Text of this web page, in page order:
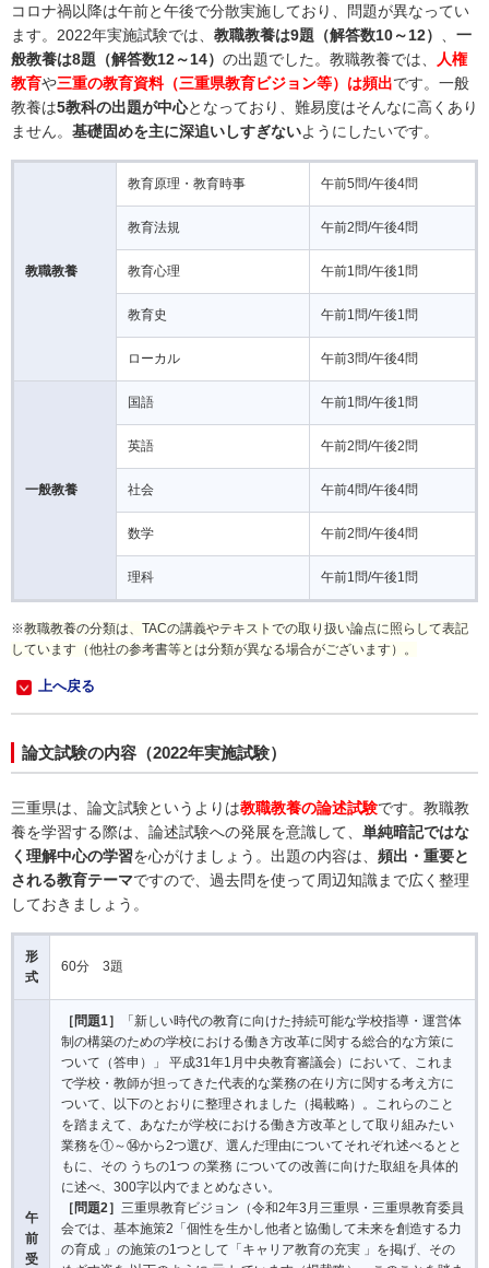
コロナ禍以降は午前と午後で分散実施しており、問題が異なってい
ます。2022年実施試験では、 教職教養は9題（解答数10～12）
一
般教養は8題（解答数12～14） の出題でした。教職教養では、
人権
教育や三重の教育資料（三重県教育ビジョン等）は頻出です。一般
教養は5教科の出題が中心となっており、難易度はそんなに高くあり
ません。 基礎固めを主に深追いしすぎないようにしたいです。
教職教養
教育原理・教育時事 午前5問/午後4問
教育法規 午前2問/午後4問
教育心理 午前1問/午後1問
教育史 午前1問/午後1問
ローカル 午前3問/午後4問
一般教養
国語 午前1問/午後1問
英語 午前2問/午後2問
社会 午前4問/午後4問
数学 午前2問/午後4問
理科 午前1問/午後1問
※教職教養の分類は、TACの講義やテキストでの取り扱い論点に照らして表記
しています（他社の参考書等とは分類が異なる場合がございます）。
上へ戻る
論文試験の内容（2022年実施試験）
三重県は、論文試験というよりは教職教養の論述試験です。教職教
養を学習する際は、論述試験への発展を意識して、 単純暗記ではな
く理解中心の学習を心がけましょう。出題の内容は、 頻出・重要と
される教育テーマですので、過去問を使って周辺知識まで広く整理
しておきましょう。
形
式
60分 3題
午
前
受
［問題1］
「新しい時代の教育に向けた持続可能な学校指導・運営体
制の構築のための学校における働き方改革に関する総合的な方策に
ついて（答申）」 平成31年1月中央教育審議会）において、これま
で学校・教師が担ってきた代表的な業務の在り方に関する考え方に
ついて、以下のとおりに整理されました（掲載略）。これらのこと
を踏まえて、あなたが学校における働き方改革として取り組みたい
業務を①～⑭から2つ選び、選んだ理由についてそれぞれ述べるとと
もに、その うちの1つ の業務 についての改善に向けた取組を具体的
に述べ、300字以内でまとめなさい。
［問題2］ 三重県教育ビジョン（令和2年3月三重県・三重県教育委員
会では、基本施策2「個性を生かし他者と協働して未来を創造する力
の育成 」の施策の1つとして「キャリア教育の充実 」を掲げ、その